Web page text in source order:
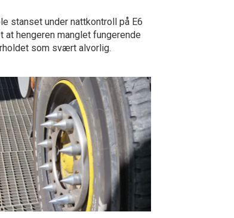
stanset under nattkontroll på E6
hengeren manglet fungerende
som svært alvorlig.